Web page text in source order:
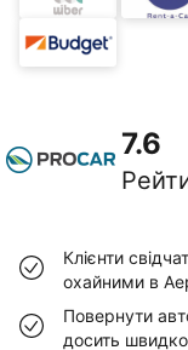
7.6
Клієнти
охайними в
Повернути
досить